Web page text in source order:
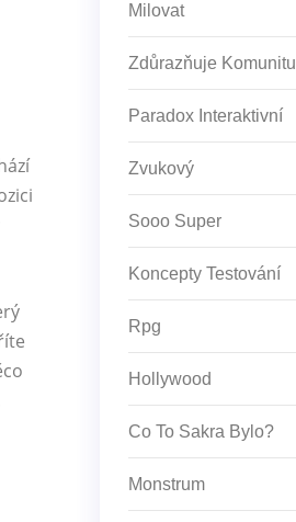
Milovat
Zdůrazňuje Komunitu
Paradox Interaktivní
Zvukový
Sooo Super
Koncepty Testování
Rpg
Hollywood
Co To Sakra Bylo?
Monstrum